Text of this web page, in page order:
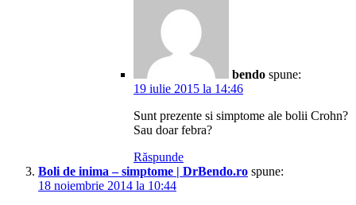
bendo spune:
19 iulie 2015 la 14:46
Sunt prezente si simptome ale bolii Crohn?
Sau doar febra?
Răspunde
Boli de inima – simptome | DrBendo.ro spune:
18 noiembrie 2014 la 10:44